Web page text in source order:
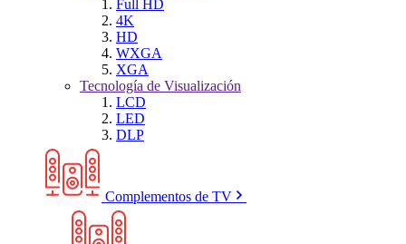
Full HD
4K
HD
WXGA
XGA
Tecnología de Visualización
LCD
LED
DLP
Complementos de TV